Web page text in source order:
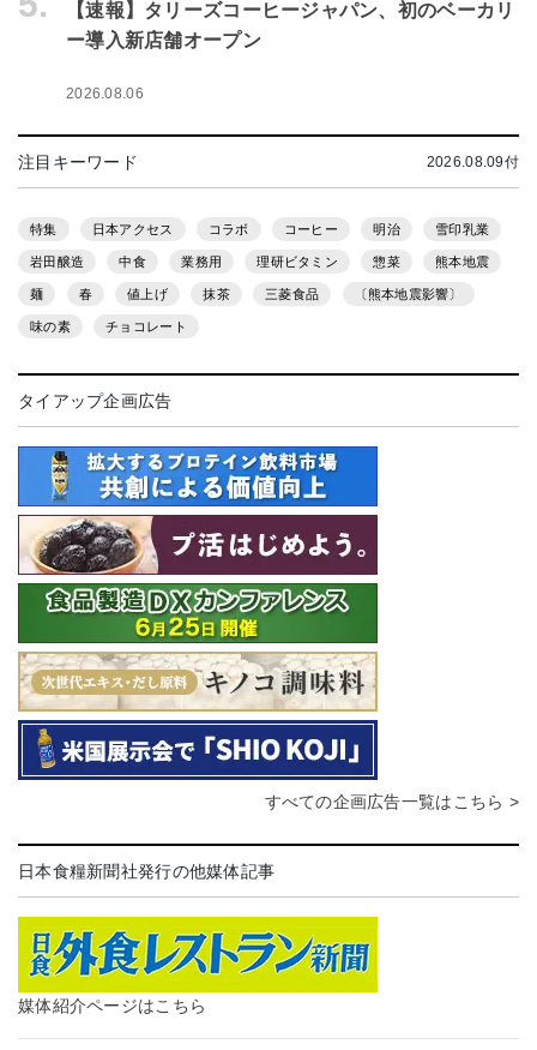
【速報】タリーズコーヒージャパン、初のベーカリ
ー導入新店舗オープン
2026.08.06
注目キーワード 2026.08.09付
特集 日本アクセス コラボ コーヒー 明治 雪印乳業
岩田醸造 中食 業務用 理研ビタミン 惣菜 熊本地震
麺 春 値上げ 抹茶 三菱食品 〔熊本地震影響〕
味の素 チョコレート
タイアップ企画広告
すべての企画広告一覧はこちら >
日本食糧新聞社発行の他媒体記事
媒体紹介ページはこちら